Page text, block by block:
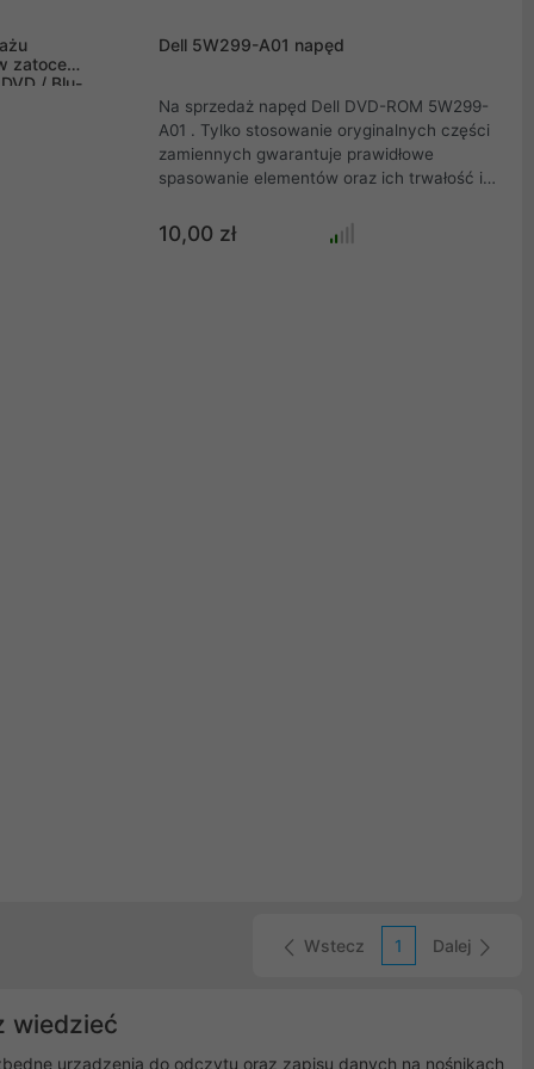
zatoce
/ Blu-
Dell 5W299-A01 napęd
Na sprzedaż napęd Dell DVD-ROM 5W299-
A01 . Tylko stosowanie oryginalnych części
zamiennych gwarantuje prawidłowe
spasowanie elementów oraz ich trwałość i
sprzętu elektronicznego. Jest to kompletny
napęd w stanie bardzo dobrym. Zapraszamy
10,00 zł
Wstecz 1 Dalej
wiedzieć
urządzenia do odczytu oraz zapisu danych na nośnikach